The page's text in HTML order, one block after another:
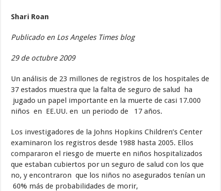
Shari Roan
Publicado en Los Angeles Times blog
29 de octubre 2009
Un análisis de 23 millones de registros de los hospitales de
37 estados muestra que la falta de seguro de salud ha
jugado un papel importante en la muerte de casi 17.000
niños en EE.UU. en un periodo de 17 años.
Los investigadores de la Johns Hopkins Children’s Center
examinaron los registros desde 1988 hasta 2005. Ellos
compararon el riesgo de muerte en niños hospitalizados
que estaban cubiertos por un seguro de salud con los que
no, y encontraron que los niños no asegurados tenían un
60% más de probabilidades de morir,